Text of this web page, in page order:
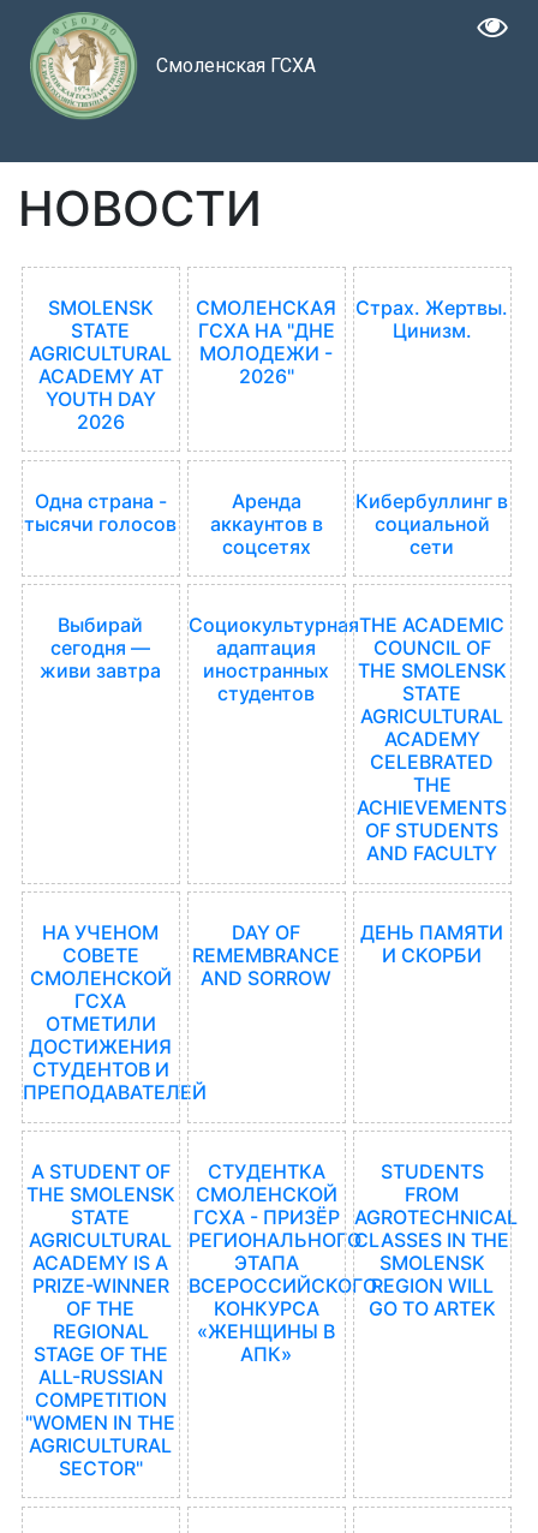
Смоленская ГСХА
НОВОСТИ
SMOLENSK
STATE
AGRICULTURAL
ACADEMY AT
YOUTH DAY
2026
СМОЛЕНСКАЯ
ГСХА НА "ДНЕ
МОЛОДЕЖИ -
2026"
Страх. Жертвы.
Цинизм.
Одна страна -
тысячи голосов
Аренда
аккаунтов в
соцсетях
Кибербуллинг в
социальной
сети
Выбирай
сегодня —
живи завтра
Социокультурная
адаптация
иностранных
студентов
THE ACADEMIC
COUNCIL OF
THE SMOLENSK
STATE
AGRICULTURAL
ACADEMY
CELEBRATED
THE
ACHIEVEMENTS
OF STUDENTS
AND FACULTY
НА УЧЕНОМ
СОВЕТЕ
СМОЛЕНСКОЙ
ГСХА
ОТМЕТИЛИ
ДОСТИЖЕНИЯ
СТУДЕНТОВ И
ПРЕПОДАВАТЕЛЕЙ
DAY OF
REMEMBRANCE
AND SORROW
ДЕНЬ ПАМЯТИ
И СКОРБИ
A STUDENT OF
THE SMOLENSK
STATE
AGRICULTURAL
ACADEMY IS A
PRIZE-WINNER
OF THE
REGIONAL
STAGE OF THE
ALL-RUSSIAN
COMPETITION
"WOMEN IN THE
AGRICULTURAL
SECTOR"
СТУДЕНТКА
СМОЛЕНСКОЙ
ГСХА - ПРИЗЁР
РЕГИОНАЛЬНОГО
ЭТАПА
ВСЕРОССИЙСКОГО
КОНКУРСА
«ЖЕНЩИНЫ В
АПК»
STUDENTS
FROM
AGROTECHNICAL
CLASSES IN THE
SMOLENSK
REGION WILL
GO TO ARTEK